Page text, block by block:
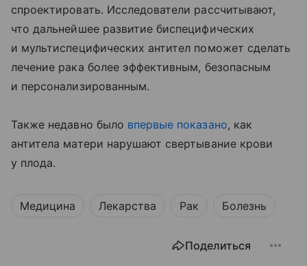
спроектировать. Исследователи рассчитывают,
что дальнейшее развитие биспецифических
и мультиспецифических антител поможет сделать
лечение рака более эффективным, безопасным
и персонализированным.
Также недавно было впервые показано, как
антитела матери нарушают свертывание крови
у плода.
Медицина Лекарства Рак Болезнь
Поделиться